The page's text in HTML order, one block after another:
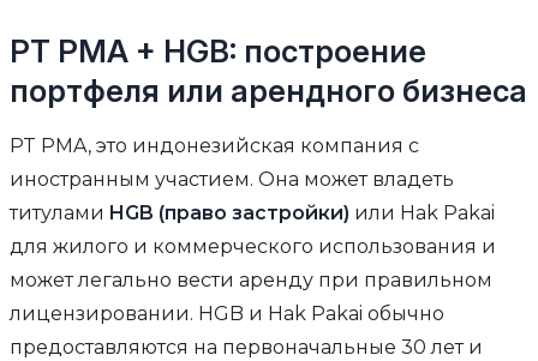
PT PMA + HGB: построение
портфеля или арендного бизнеса
PT PMA, это индонезийская компания с
иностранным участием. Она может владеть
титулами HGB (право застройки) или Hak Pakai
для жилого и коммерческого использования и
может легально вести аренду при правильном
лицензировании. HGB и Hak Pakai обычно
предоставляются на первоначальные 30 лет и